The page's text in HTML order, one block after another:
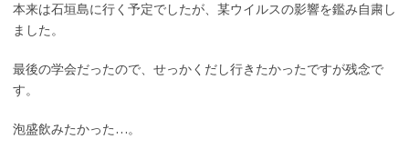
本来は石垣島に行く予定でしたが、某ウイルスの影響を鑑み自粛し
ました。
最後の学会だったので、せっかくだし行きたかったですが残念で
す。
泡盛飲みたかった…。